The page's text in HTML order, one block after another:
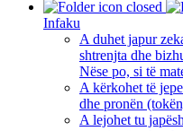
Infaku
A duhet japur
shtrenjta dhe
Nëse po, si të
A kërkohet të
dhe pronën
A lejohet tu